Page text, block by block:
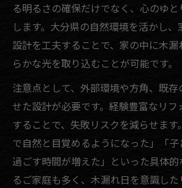
る明るさの確保だけでなく、心のゆ
します。大分県の自然環境を活かし
設計を工夫することで、家の中に木
らかな光を取り込むことが可能です。
注意点として、外部環境や方角、既
せた設計が必要です。経験豊富なリ
することで、失敗リスクを減らせま
で自然と目覚めるようになった」「
過ごす時間が増えた」といった具体
るご家庭も多く、木漏れ日を意識し